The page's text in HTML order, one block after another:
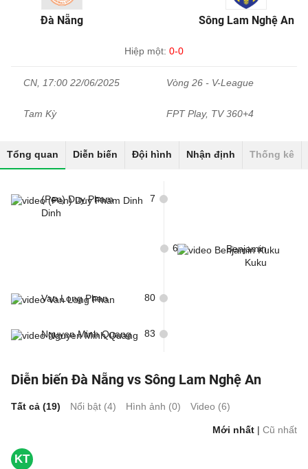
Đà Nẵng Sông Lam Nghệ An
Hiệp một: 0-0
CN, 17:00 22/06/2025 Vòng 26 - V-League
Tam Kỳ FPT Play, TV 360+4
Tổng quan Diễn biến Đội hình Nhận định Thống kê
(Pen) Duy Pham
Dinh
7
Benjamin
Kuku
66
Van Long Phan 80
Nguyen Minh Quang 83
Diễn biến Đà Nẵng vs Sông Lam Nghệ An
Tất cả (19) Nổi bật (4) Hình ảnh (0) Video (6)
Mới nhất | Cũ nhất
KT